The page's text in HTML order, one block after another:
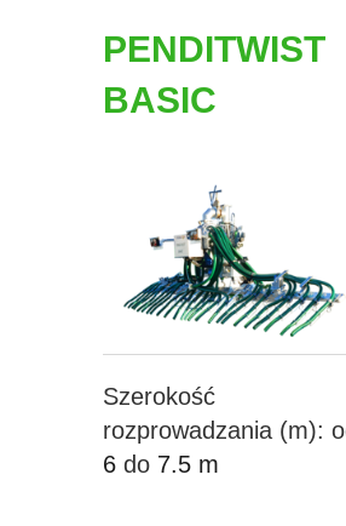
PENDITWIST
BASIC
Szerokość
rozprowadzania (m):
6 do 7.5 m